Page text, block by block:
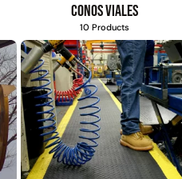
Conos viales
10 Products